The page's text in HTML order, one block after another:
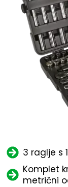
3 raglje s
Komplet
metrični